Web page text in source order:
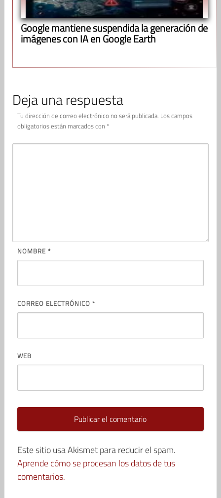
Google mantiene suspendida la generación de
imágenes con IA en Google Earth
Deja una respuesta
Tu dirección de correo electrónico no será publicada. Los campos
obligatorios están marcados con *
NOMBRE *
CORREO ELECTRÓNICO *
WEB
Este sitio usa Akismet para reducir el spam.
Aprende cómo se procesan los datos de tus
comentarios.